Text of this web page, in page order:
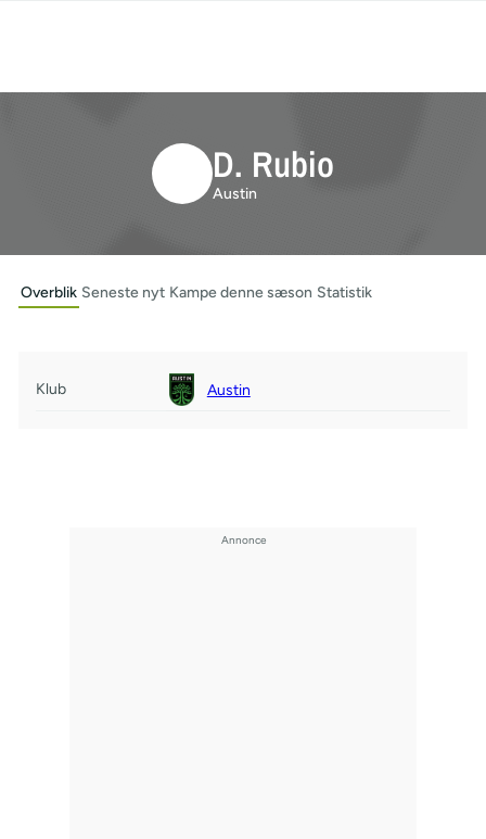
D. Rubio
Austin
Overblik Seneste nyt Kampe denne sæson Statistik
Klub Austin